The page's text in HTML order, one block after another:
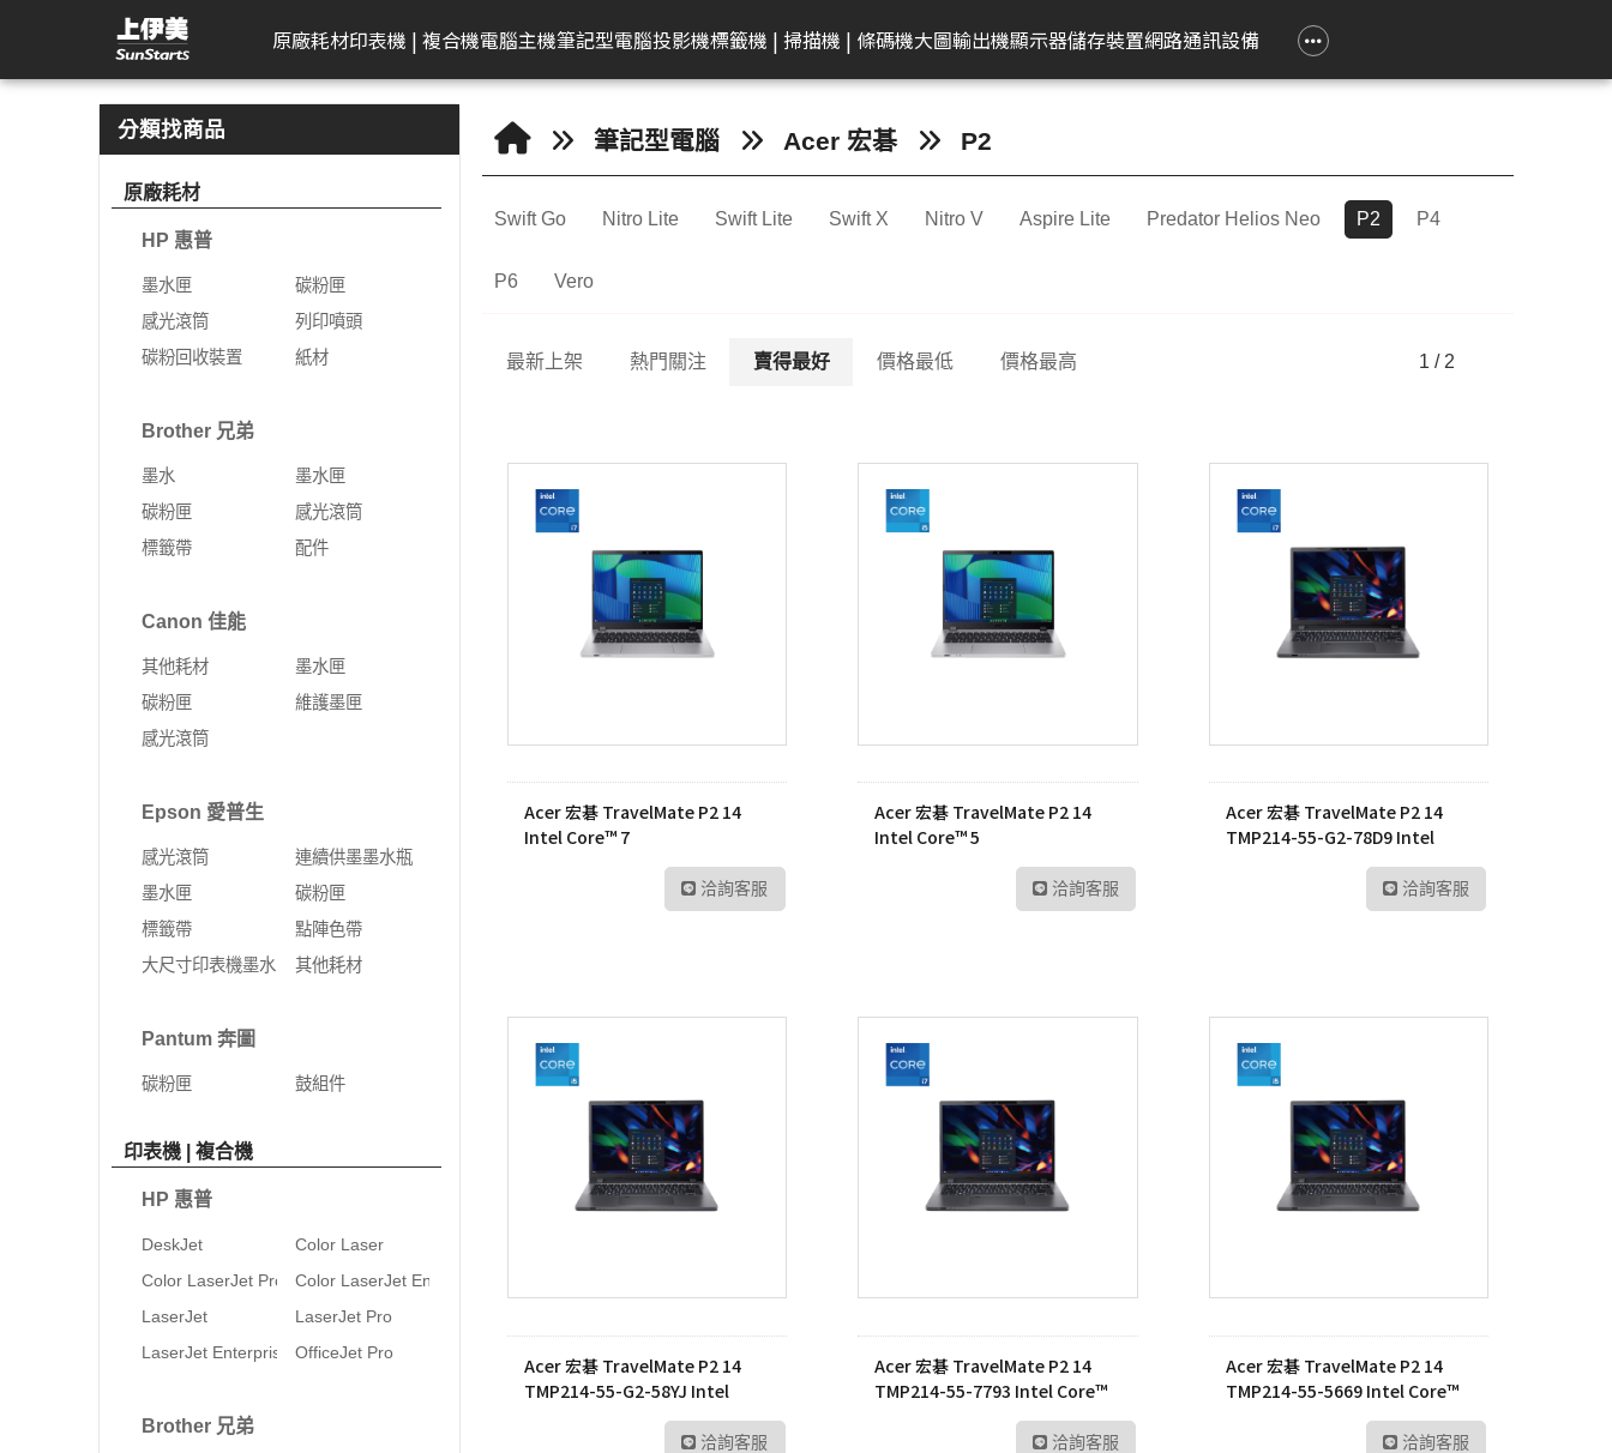
P2 | 上伊美辦公用品網 企業大宗採購專區企業禮贈品採購專區
原廠耗材
感光滾筒
列印噴頭
Brother 兄弟
墨水
墨水匣
碳粉匣
標籤帶
Canon 佳能
其他耗材
墨水匣
感光滾筒
Epson 愛普生
感光滾筒
連續供墨墨水瓶
標籤帶
其他耗材
碳粉匣
鼓組件
印表機 | 複合機
HP 惠普
DeskJet
Color Laser
Color LaserJet Pro
Color LaserJet
Enterprise
LaserJet Pro
LaserJet Enterprise
OfficeJet Pro
Brother 兄弟
彩色雷射印表機/複合
機
熱感應印表機/複合機
Canon 佳能
彩色噴墨印表機
雷射多功能複合機
Epson 愛普生
雷射印表機
噴墨印表機
點陣印表機
黑白雷射印表機
黑白多功能印表機
Fujifilm 富士軟片
印表機
多功能事務機
黑白雷射印表機
電腦主機
工作站繪圖卡
HP 惠普
Leadtek 麗臺
Lenovo 聯想
ASUS 華碩
迷你電腦
ECS 精強
ACER 宏碁
MSI 微星
電腦零件組
AMD 美商超微
桌上型主機
DELL 戴爾
HP 惠普
Lenovo 聯想
Acer 宏碁
ASUS 華碩
HP 惠普
Leadtek 麗臺
Supermicro 美超微
MSI 微星
DELL 戴爾
HP 惠普
Lenovo 聯想
筆記型電腦
gram
gram Pro
gram 2in1
HP 惠普
OmniBook
HyperX OMEN
MSI 微星
筆電
電競掌機
MacBook Air
MacBook Pro
Swift Go
Nitro Lite
投影機
Logitech 羅技
ACER 宏碁
投影機
LG
CineBeam
ProBeam
BenQ 明碁
投影機
商務應用投影機
高階工程投影機
旗艦雷射
雷射短焦
標籤機 | 掃描機 | 條碼機
Kodak 柯達
掃描器
Epson 愛普生
標籤機
文件掃描器
相片掃描器
Canon 佳能
文件掃描器
平台式掃描器
Brother 兄弟
快速列印標籤機
家居及小型辦公室標籤
條碼標籤機
條碼掃瞄器
AIMO 愛墨
熱感應標籤機
大圖輸出機
Canon 佳能
24吋(A1 )
36-42吋(A0 )
影像繪圖機
廣告大圖輸出機
DesignJet
顯示器
DELL 戴爾
一般顯示器
曲面顯示器
遊戲專用顯示器
AeroTouch 富動
互動式顯示器
KATAI
顯示器周邊
MSI 微星
平面商務螢幕
亮麗旋轉螢幕
攜帶型顯示器
Philips 飛利浦
專業顯示器
工作用螢幕
家用螢幕
商務用螢幕
HP顯示器
Full HD & QHD螢幕
MyView智慧螢幕
UltraFine高畫質編輯
UltraWide多工作業螢
儲存裝置
APACER 宇瞻
隨身碟
記憶卡
行動硬碟
SSD固態硬碟
TEAM 十銓
記憶體
記憶卡
內接固態硬碟(SSD)
Transcend 創見
內接式固態硬碟
外接式固態硬碟
記憶卡
Gigastone 立達
固態硬碟
記憶體
SSD 固態硬碟
MSI 微星
外接式SSD固態硬碟
SSD固態硬碟
Kodak 柯達
工業用SSD
工業用記憶卡
網路通訊設備
D-Link 友訊
無網管型網路交換器
網管型交換器
10G網路交換器
智慧型無線網路基地台
智慧型網路交換器
光纖收發器
電源供應器
Zyxel 兆勤
次世代防火牆
VPN防火牆
乙太網路交換器
5G NR / 4G LTE 路由
電力線網路設備
MSI 微星
Performance
Mainstream
Edgecore 鈺登
無線基地台
交換器
無線網狀路由器
無線分享器
VIVITEK 麗訊
PCI-E 無線網卡
藍芽
ExpertWIFI商用系列
無線路由器
數位雙模對講機
數位無線車載台
HYT 專業無線電對講
機
HYT 中繼台無線電
HYT 專業車載台對講
Linksys
網路交換器
Mesh 網狀路由器
無線分享器
交換器
分類找商品
原廠耗材
HP 惠普
墨水匣
碳粉匣
感光滾筒
列印噴頭
碳粉回收裝置
紙材
Brother 兄弟
墨水
墨水匣
碳粉匣
感光滾筒
標籤帶
配件
Canon 佳能
其他耗材
墨水匣
碳粉匣
維護墨匣
感光滾筒
Epson 愛普生
感光滾筒
連續供墨墨水瓶
墨水匣
碳粉匣
標籤帶
點陣色帶
大尺寸印表機墨水
其他耗材
Pantum 奔圖
碳粉匣 鼓組件
印表機 | 複合機
HP 惠普
DeskJet
Color Laser
Color LaserJet Pro
Color LaserJet Enterprise
LaserJet
LaserJet Pro
LaserJet Enterprise
OfficeJet Pro
Brother 兄弟
筆記型電腦 Acer 宏碁 P2
Swift Go Nitro Lite Swift Lite Swift X Nitro V Aspire Lite Predator Helios Neo P2 P4
P6 Vero
最新上架 熱門關注 賣得最好 價格最低 價格最高 1 / 2
Acer 宏碁 TravelMate P2 14
Intel Core™ 7
洽詢客服
Acer 宏碁 TravelMate P2 14
Intel Core™ 5
洽詢客服
Acer 宏碁 TravelMate P2 14
TMP214-55-G2-78D9 Intel
Core™ 7 筆記型電腦
洽詢客服
Acer 宏碁 TravelMate P2 14
TMP214-55-G2-58YJ Intel
Core™ 5 筆記型電腦
洽詢客服
Acer 宏碁 TravelMate P2 14
TMP214-55-7793 Intel Core™
7-1355U 筆記型電腦
洽詢客服
Acer 宏碁 TravelMate P2 14
TMP214-55-5669 Intel Core™
5-1335U 筆記型電腦
洽詢客服